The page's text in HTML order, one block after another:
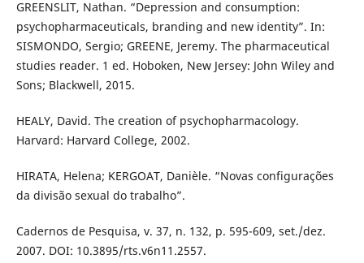
GREENSLIT, Nathan. “Depression and consumption:
psychopharmaceuticals, branding and new identity”. In:
SISMONDO, Sergio; GREENE, Jeremy. The pharmaceutical
studies reader. 1 ed. Hoboken, New Jersey: John Wiley and
Sons; Blackwell, 2015.
HEALY, David. The creation of psychopharmacology.
Harvard: Harvard College, 2002.
HIRATA, Helena; KERGOAT, Danièle. “Novas configurações
da divisão sexual do trabalho”.
Cadernos de Pesquisa, v. 37, n. 132, p. 595-609, set./dez.
2007. DOI: 10.3895/rts.v6n11.2557.